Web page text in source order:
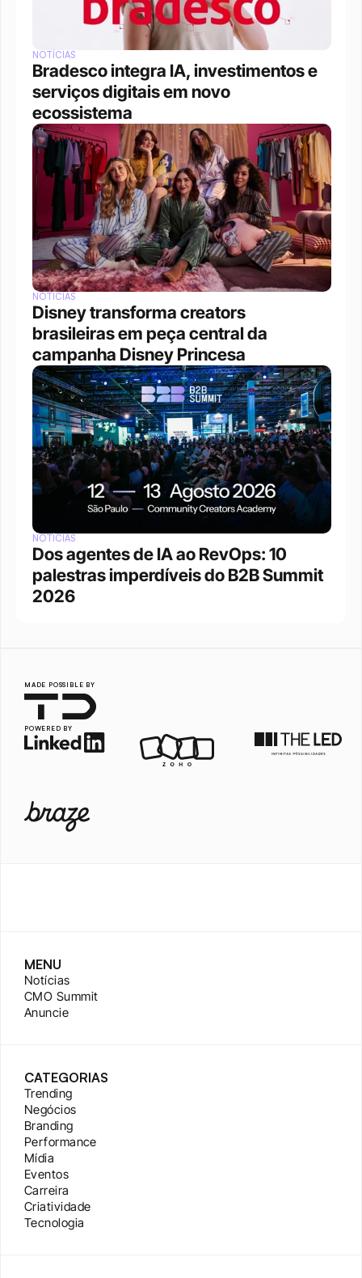
NOTÍCIAS
Bradesco integra IA, investimentos e
serviços digitais em novo
ecossistema
NOTÍCIAS
Disney transforma creators
brasileiras em peça central da
campanha Disney Princesa
NOTÍCIAS
Dos agentes de IA ao RevOps: 10
palestras imperdíveis do B2B Summit
2026
MADE POSSIBLE BY
POWERED BY
MENU
Notícias
CMO Summit
Anuncie
CATEGORIAS
Trending
Negócios
Branding
Performance
Mídia
Eventos
Carreira
Criatividade
Tecnologia